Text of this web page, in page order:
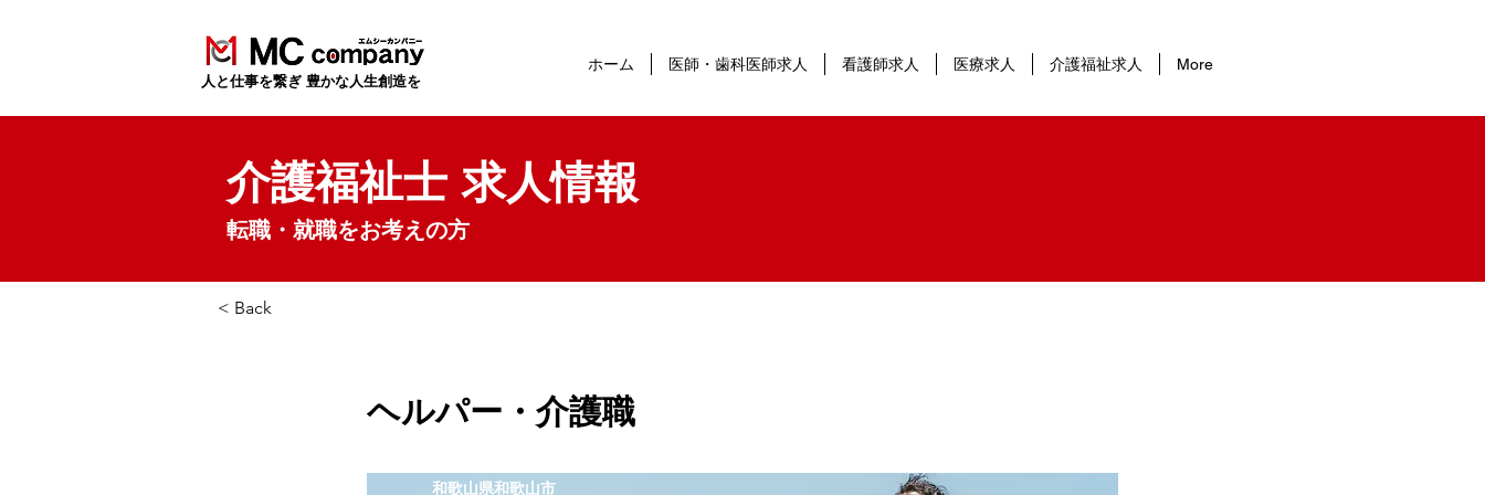
​人と仕事を繋ぎ 豊かな人生創造を
ホーム 医師・歯科医師求人 看護師求人 医療求人 介護福祉求人 More
介護福祉士 求人情報
転職・就職をお考えの方
< Back
ヘルパー・介護職
和歌山県和歌山市